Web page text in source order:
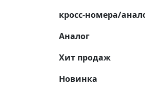
кросс-номера/
Аналог
Хит продаж
Новинка